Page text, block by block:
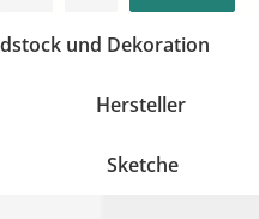
und Dekoration
Hersteller
Sketche